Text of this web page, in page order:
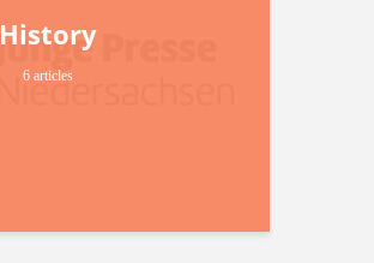
History
6 articles